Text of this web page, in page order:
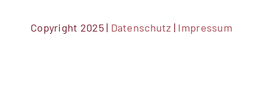
Copyright 2025 | Datenschutz | Impressum